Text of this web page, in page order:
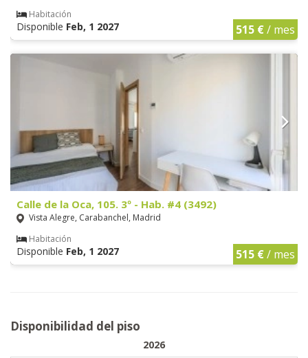
Habitación
Disponible Feb, 1 2027 515 €/ mes
Calle de la Oca, 105. 3º - Hab. #4 (3492)
Vista Alegre, Carabanchel, Madrid
Habitación
Disponible Feb, 1 2027 515 €/ mes
Disponibilidad del piso
2026